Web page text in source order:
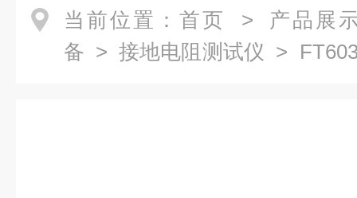
当前位置： 首页 > 产品展
备 > 接地电阻测试仪 >